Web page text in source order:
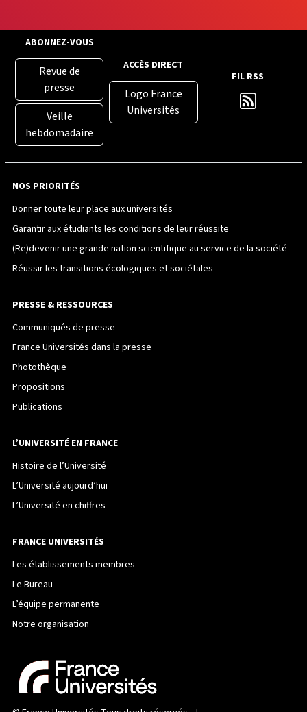
ABONNEZ-VOUS
Revue de
presse
Veille
hebdomadaire
ACCÈS DIRECT
Logo France
Universités
FIL RSS
NOS PRIORITÉS
Donner toute leur place aux universités
Garantir aux étudiants les conditions de leur réussite
(Re)devenir une grande nation scientifique au service de la société
Réussir les transitions écologiques et sociétales
PRESSE & RESSOURCES
Communiqués de presse
France Universités dans la presse
Photothèque
Propositions
Publications
L’UNIVERSITÉ EN FRANCE
Histoire de l’Université
L’Université aujourd’hui
L’Université en chiffres
FRANCE UNIVERSITÉS
Les établissements membres
Le Bureau
L’équipe permanente
Notre organisation